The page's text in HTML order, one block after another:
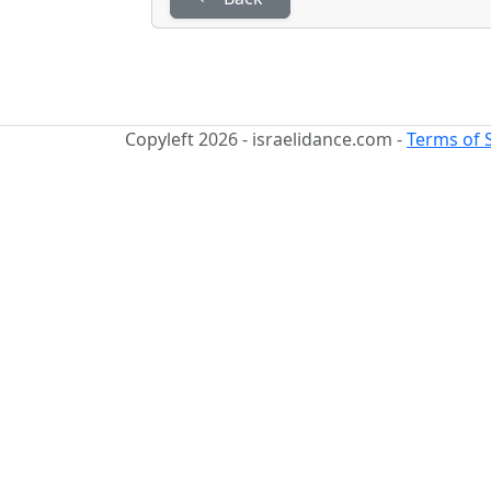
Copyleft 2026 - israelidance.com -Terms of